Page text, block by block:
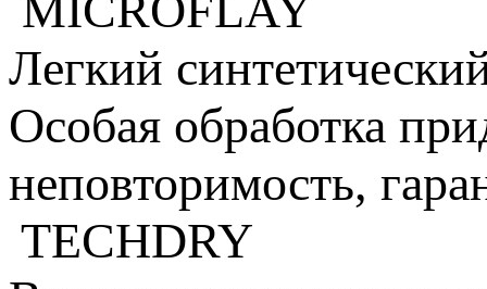
Легкий
Особая обработка
неповторимость,
TECHDRY